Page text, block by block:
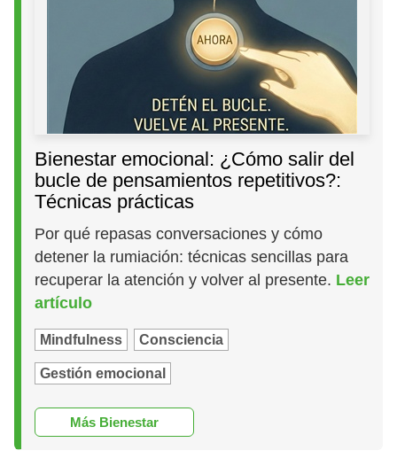
Bienestar emocional: ¿Cómo salir del
bucle de pensamientos repetitivos?:
Técnicas prácticas
Por qué repasas conversaciones y cómo
detener la rumiación: técnicas sencillas para
recuperar la atención y volver al presente. Leer
artículo
Mindfulness Consciencia
Gestión emocional
Más Bienestar